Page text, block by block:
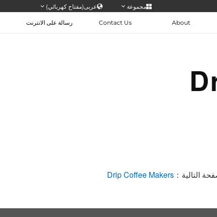
مجموعة عربى(مفتاح كهربائي)
日
About
Contact Us رسالة على الانترنت
التالية：Drip Coffee Makers